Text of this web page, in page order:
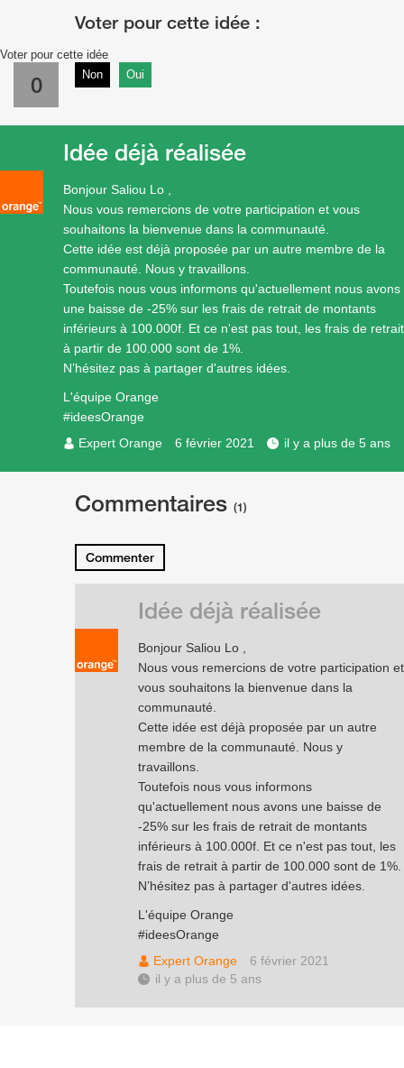
Voter pour cette idée
0 Non Oui
Bonjour Saliou Lo ,
Nous vous remercions de votre participation et vous
souhaitons la bienvenue dans la communauté.
Cette idée est déjà proposée par un autre membre de la
communauté. Nous y travaillons.
Toutefois nous vous informons qu'actuellement nous avons
une baisse de -25% sur les frais de retrait de montants
inférieurs à 100.000f. Et ce n'est pas tout, les frais de retrait
à partir de 100.000 sont de 1%.
N’hésitez pas à partager d'autres idées.
L'équipe Orange
#ideesOrange
Expert Orange
6 février 2021 il y a plus de 5 ans
Idée déjà réalisée
Commentaires (1)
Commenter
Bonjour Saliou Lo ,
Nous vous remercions de votre participation et
vous souhaitons la bienvenue dans la
communauté.
Cette idée est déjà proposée par un autre
membre de la communauté. Nous y
travaillons.
Toutefois nous vous informons
qu'actuellement nous avons une baisse de
-25% sur les frais de retrait de montants
inférieurs à 100.000f. Et ce n'est pas tout, les
frais de retrait à partir de 100.000 sont de 1%.
N’hésitez pas à partager d'autres idées.
L'équipe Orange
#ideesOrange
Expert Orange
6 février 2021
il y a plus de 5 ans
Idée déjà réalisée